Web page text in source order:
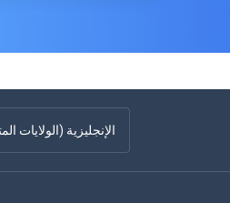
الإنجليزية (الولايات
الفرنسية